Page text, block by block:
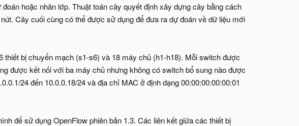
hoặc nhãn lớp. Thuật toán cây quyết định xây dựng cây bằng cách
Cây cuối cùng có thể được sử dụng để đưa ra dự đoán về dữ liệu mới
bị chuyển mạch (s1-s6) và 18 máy chủ (h1-h18). Mỗi switch được
được kết nối với ba máy chủ nhưng không có switch bổ sung nào được
24 đến 10.0.0.18/24 và địa chỉ MAC ở định dạng 00:00:00:00:00:01
để sử dụng OpenFlow phiên bản 1.3. Các liên kết giữa các thiết bị